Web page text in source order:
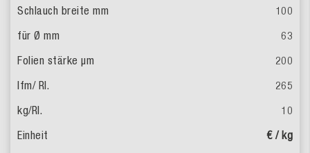
100
63
200
265
10
€ / kg